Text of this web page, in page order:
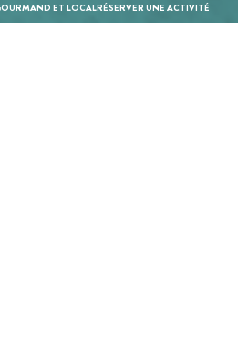
ET LOCALRÉSERVER UNE ACTIVITÉ
à notre newsletter